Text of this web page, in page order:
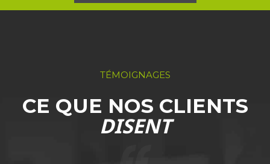
TÉMOIGNAGES
CE QUE NOS CLIENTS
DISENT